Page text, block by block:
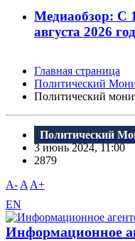
Медиаобзор: С
августа 2026
Главная страница
Политический
Политический
Политический
3 июнь 2024, 11:00
2879
A- A A+
EN
Информационное